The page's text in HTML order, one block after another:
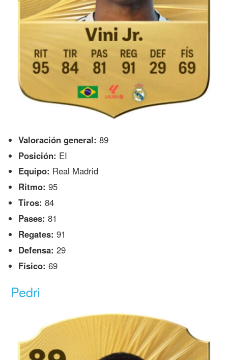
Valoración general: 89
Posición: EI
Equipo: Real Madrid
Ritmo: 95
Tiros: 84
Pases: 81
Regates: 91
Defensa: 29
Físico: 69
Pedri